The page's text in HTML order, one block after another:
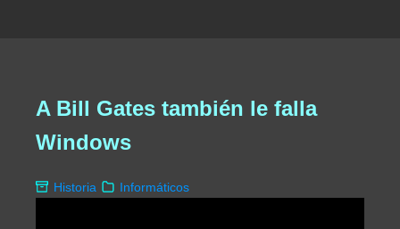
A Bill Gates también le falla
Windows
Historia Informáticos